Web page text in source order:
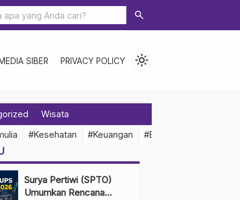
search
SIBER PRIVACY POLICY light_mode
Wisata
#Kesehatan #Keuangan #Ekonomi Indonesia
Surya Pertiwi (SPTO)
Umumkan Rencana